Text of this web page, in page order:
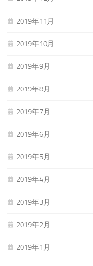
2019年11月
2019年10月
2019年9月
2019年8月
2019年7月
2019年6月
2019年5月
2019年4月
2019年3月
2019年2月
2019年1月